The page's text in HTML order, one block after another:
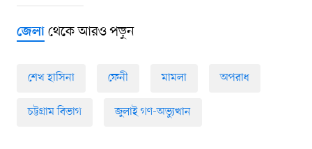
জেলাথেকে আরও পড়ুন
শেখ হাসিনা ফেনী মামলা অপরাধ
চট্টগ্রাম বিভাগ জুলাই গণ-অভ্যুত্থান